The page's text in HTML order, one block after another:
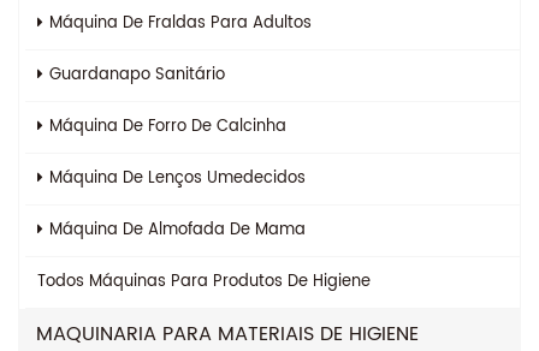
Máquina De Fraldas Para Adultos
Guardanapo Sanitário
Máquina De Forro De Calcinha
Máquina De Lenços Umedecidos
Máquina De Almofada De Mama
Todos Máquinas Para Produtos De Higiene
MAQUINARIA PARA MATERIAIS DE HIGIENE